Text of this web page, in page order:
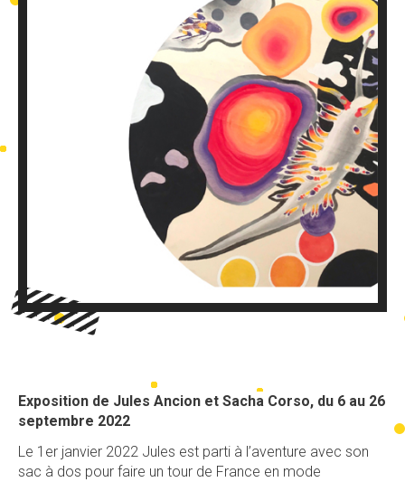
Exposition de Jules Ancion et Sacha Corso, du 6 au 26
septembre 2022
Le 1er janvier 2022 Jules est parti à l’aventure avec son
sac à dos pour faire un tour de France en mode